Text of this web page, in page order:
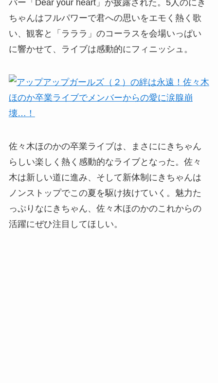
バー「Dear your heart」が披露された。5人のにき
ちゃんはフルパワーで君への思いをエモく熱く歌
い、観客と「ラララ」のコーラスを会場いっぱい
に響かせて、ライブは感動的にフィニッシュ。
佐々木ほのかの卒業ライブは、まさににきちゃん
らしい楽しく熱く感動的なライブとなった。佐々
木は新しい道に進み、そして新体制にきちゃんは
ノンストップでこの夏を駆け抜けていく。魅力た
っぷりなにきちゃん、佐々木ほのかのこれからの
活躍にぜひ注目してほしい。